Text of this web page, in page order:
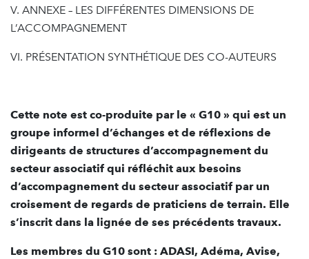
V. ANNEXE – LES DIFFÉRENTES DIMENSIONS DE
L’ACCOMPAGNEMENT
VI. PRÉSENTATION SYNTHÉTIQUE DES CO-AUTEURS
Cette note est co-produite par le « G10 » qui est un
groupe informel d’échanges et de réflexions de
dirigeants de structures d’accompagnement du
secteur associatif qui réfléchit aux besoins
d’accompagnement du secteur associatif par un
croisement de regards de praticiens de terrain. Elle
s’inscrit dans la lignée de ses précédents travaux.
Les membres du G10 sont : ADASI, Adéma, Avise,